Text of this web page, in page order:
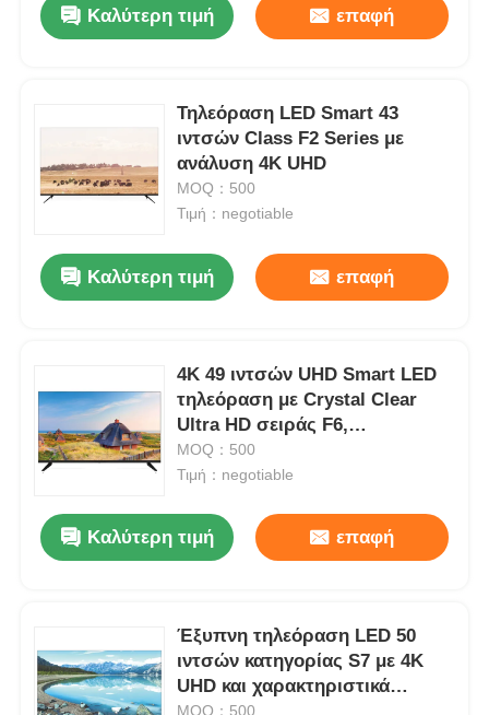
Ξενάγηση στο Εργοστάσιο
Επικοινωνήστε μαζί μας
Ζητήστε μια προσφορά
TV των έξυπνων οδηγήσεων
hd οδηγημένη TV
Καλύτερη τιμή επαφή
Τηλεόραση LED Smart 43
ιντσών Class F2 Series με
ανάλυση 4K UHD
MOQ：500
Τιμή：negotiable
Καλύτερη τιμή επαφή
4K 49 ιντσών UHD Smart LED
τηλεόραση με Crystal Clear
Ultra HD σειράς F6,
ενεργειακής κλάσης F
MOQ：500
Τιμή：negotiable
Καλύτερη τιμή επαφή
Έξυπνη τηλεόραση LED 50
ιντσών κατηγορίας S7 με 4K
UHD και χαρακτηριστικά
μοντέλου 2025 3840 X 2160
MOQ：500